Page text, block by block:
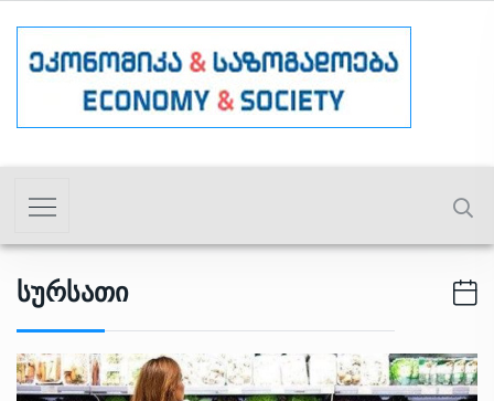
Სურსათი